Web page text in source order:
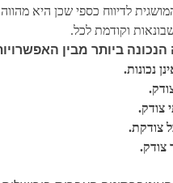
לדיווח כספי שכן היא
וקודמת לכל.
ביותר מבין
נכונות.
צודק.
צודקת.
צודק.